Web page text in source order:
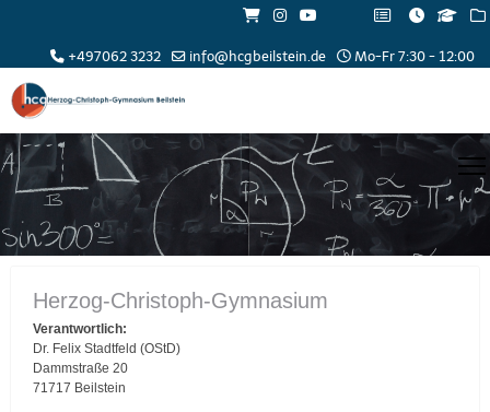
+497062 3232 info@hcgbeilstein.de Mo-Fr 7:30 - 12:00
Herzog-Christoph-Gymnasium
Verantwortlich:
Dr. Felix Stadtfeld (OStD)
Dammstraße 20
71717 Beilstein